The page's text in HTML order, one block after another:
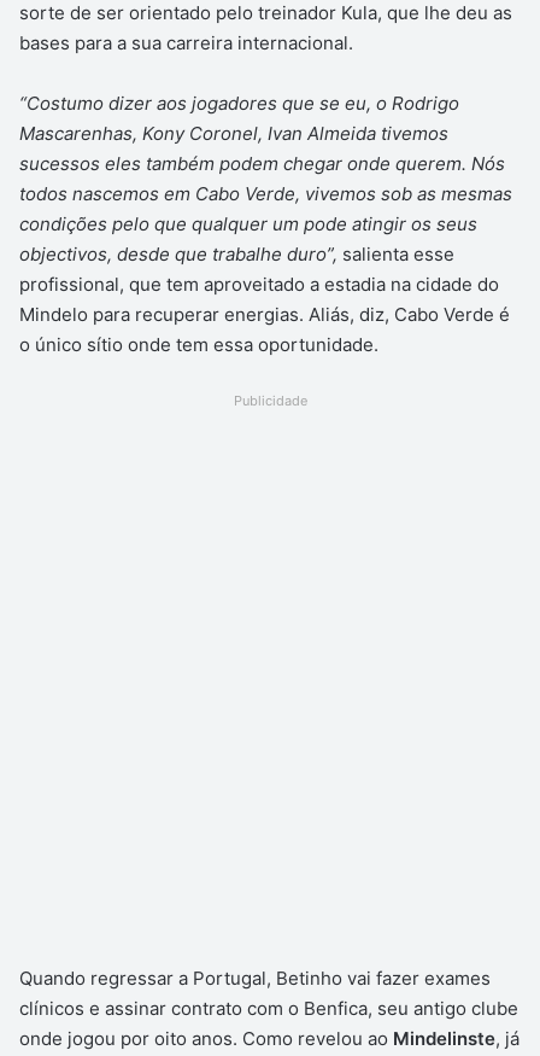
sorte de ser orientado pelo treinador Kula, que lhe deu as
bases para a sua carreira internacional.
“Costumo dizer aos jogadores que se eu, o Rodrigo
Mascarenhas, Kony Coronel, Ivan Almeida tivemos
sucessos eles também podem chegar onde querem. Nós
todos nascemos em Cabo Verde, vivemos sob as mesmas
condições pelo que qualquer um pode atingir os seus
objectivos, desde que trabalhe duro”, salienta esse
profissional, que tem aproveitado a estadia na cidade do
Mindelo para recuperar energias. Aliás, diz, Cabo Verde é
o único sítio onde tem essa oportunidade.
Publicidade
Quando regressar a Portugal, Betinho vai fazer exames
clínicos e assinar contrato com o Benfica, seu antigo clube
onde jogou por oito anos. Como revelou ao Mindelinste, já